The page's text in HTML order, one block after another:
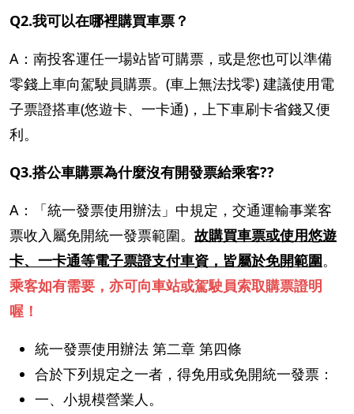
Q2.我可以在哪裡購買車票？
A：南投客運任一場站皆可購票，或是您也可以準備
零錢上車向駕駛員購票。(車上無法找零) 建議使用電
子票證搭車(悠遊卡、一卡通)，上下車刷卡省錢又便
利。
Q3.搭公車購票為什麼沒有開發票給乘客??
A：「統一發票使用辦法」中規定，交通運輸事業客
票收入屬免開統一發票範圍。 故購買車票或使用悠遊
卡、一卡通等電子票證支付車資，皆屬於免開範圍。
乘客如有需要，亦可向車站或駕駛員索取購票證明
喔！
統一發票使用辦法 第二章 第四條
合於下列規定之一者，得免用或免開統一發票：
一、小規模營業人。